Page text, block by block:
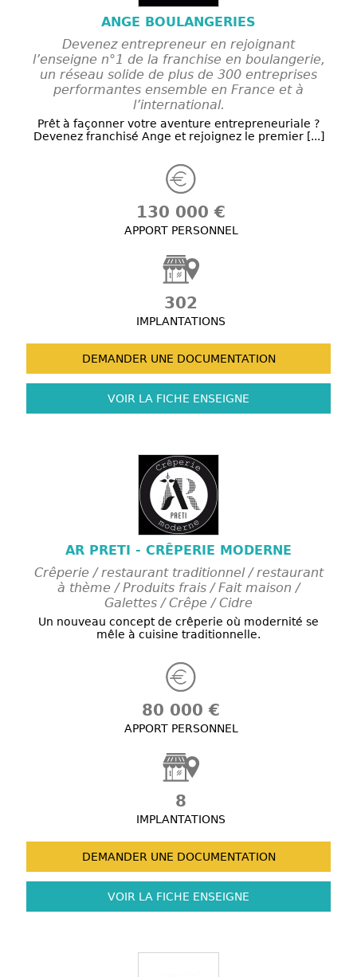
ANGE BOULANGERIES
Devenez entrepreneur en rejoignant
l’enseigne n°1 de la franchise en boulangerie,
un réseau solide de plus de 300 entreprises
performantes ensemble en France et à
l’international.
Prêt à façonner votre aventure entrepreneuriale ?
Devenez franchisé Ange et rejoignez le premier [...]
130 000 €
APPORT PERSONNEL
302
IMPLANTATIONS
DEMANDER UNE DOCUMENTATION
VOIR LA FICHE ENSEIGNE
AR PRETI - CRÊPERIE MODERNE
Crêperie / restaurant traditionnel / restaurant
à thème / Produits frais / Fait maison /
Galettes / Crêpe / Cidre
Un nouveau concept de crêperie où modernité se
mêle à cuisine traditionnelle.
80 000 €
APPORT PERSONNEL
8
IMPLANTATIONS
DEMANDER UNE DOCUMENTATION
VOIR LA FICHE ENSEIGNE